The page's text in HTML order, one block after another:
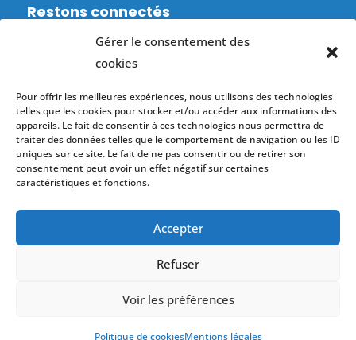
Gérer le consentement des
cookies
Pour offrir les meilleures expériences, nous utilisons des technologies
telles que les cookies pour stocker et/ou accéder aux informations des
appareils. Le fait de consentir à ces technologies nous permettra de
traiter des données telles que le comportement de navigation ou les ID
uniques sur ce site. Le fait de ne pas consentir ou de retirer son
consentement peut avoir un effet négatif sur certaines
caractéristiques et fonctions.
Accepter
Refuser
Voir les préférences
Politique de cookiesMentions légales
Restons connectés
Accès membres
CONNEXION
Mentions légales|
confidentialité | Politique des cookies
ByAgence GWEB